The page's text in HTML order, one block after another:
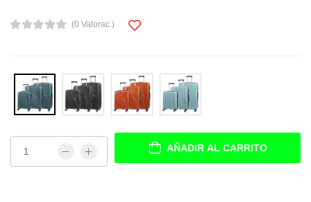
(0 Valorac.)
AÑADIR AL CARRITO